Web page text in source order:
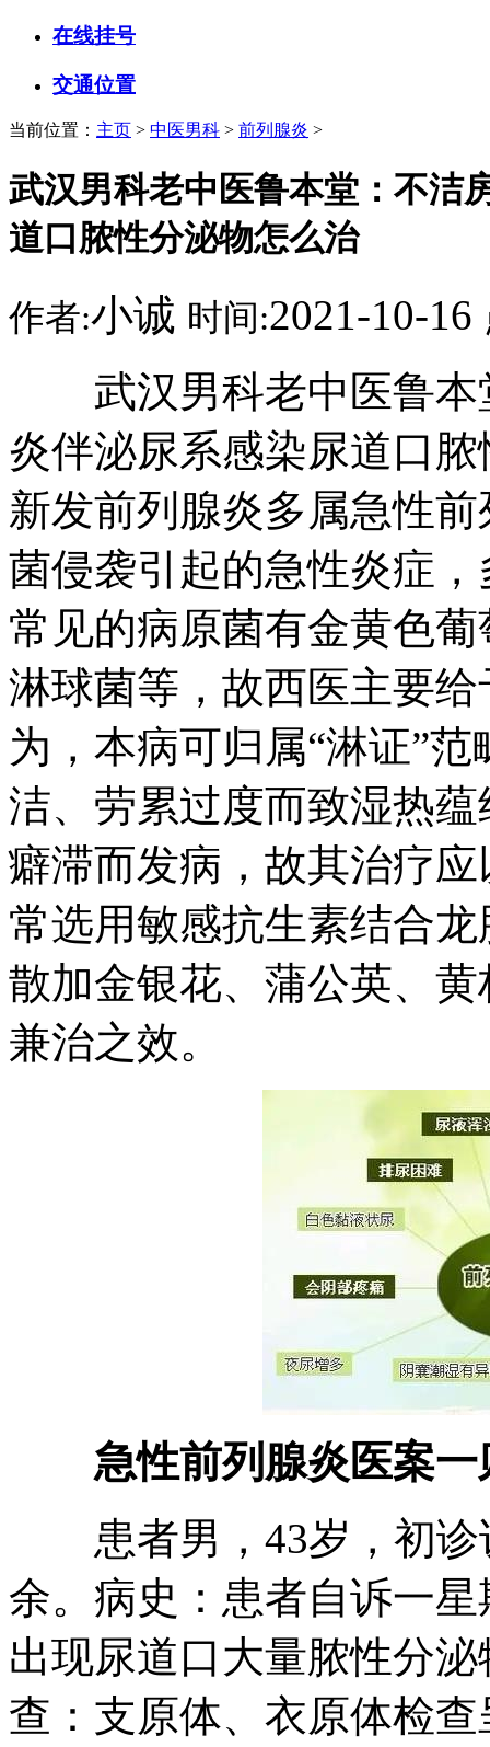
在线挂号
交通位置
当前位置： 主页 > 中医男科 > 前列腺炎 >
武汉男科老中医鲁本堂：不洁
道口脓性分泌物怎么治
作者:小诚 时间:2021-10-16
武汉男科老中医鲁本
炎伴泌尿系感染尿道口
新发前列腺炎多属急性
菌侵袭引起的急性炎症
常见的病原菌有金黄色
淋球菌等，故西医主要
为，本病可归属“淋证”
洁、劳累过度而致湿热
癖滞而发病，故其治疗
常选用敏感抗生素结合
散加金银花、蒲公英、
兼治之效。
急性前列腺炎医案一
患者男，43岁，初诊
余。病史：患者自诉一
出现尿道口大量脓性分
查：支原体、衣原体检